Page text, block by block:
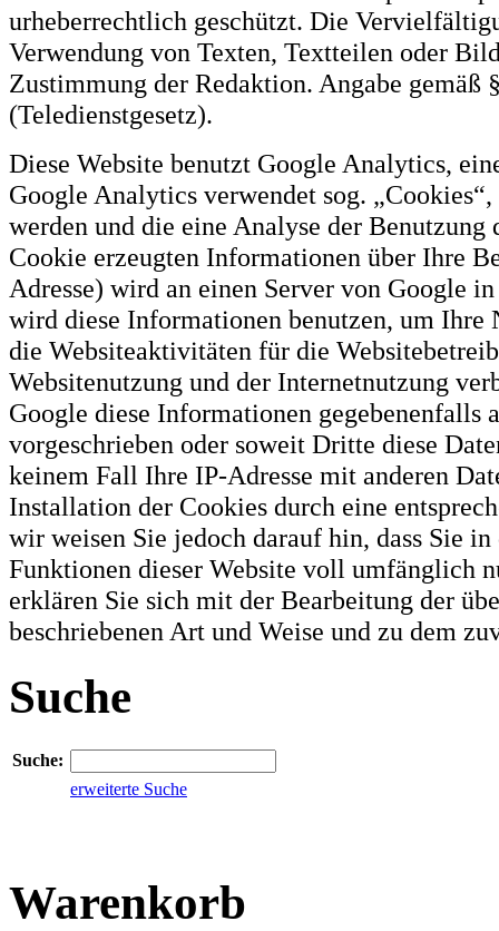
urheberrechtlich geschützt. Die
Verwendung von Texten, Textteilen oder
Zustimmung der Redaktion. Angabe gemäß
(Teledienstgesetz).
Diese Website benutzt Google Analytics,
Google Analytics verwendet sog.
werden und die eine Analyse der
Cookie erzeugten Informationen über Ihre
Adresse) wird an einen Server von Google
wird diese Informationen benutzen, um Ihre
die Websiteaktivitäten für die
Websitenutzung und der Internetnutzung
Google diese Informationen gegebenenfalls
vorgeschrieben oder soweit Dritte diese
keinem Fall Ihre IP-Adresse mit anderen
Installation der Cookies durch eine
wir weisen Sie jedoch darauf hin, dass Sie
Funktionen dieser Website voll umfänglich
erklären Sie sich mit der Bearbeitung der
beschriebenen Art und Weise und zu dem
Suche
Suche:
erweiterte Suche
Warenkorb